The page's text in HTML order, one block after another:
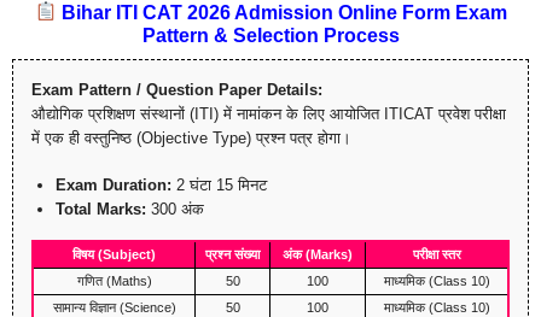
Bihar ITI CAT 2026 Admission Online Form Exam
Pattern & Selection Process
Exam Pattern / Question Paper Details:
औद्योगिक प्रशिक्षण संस्थानों (ITI) में नामांकन के लिए आयोजित ITICAT प्रवेश परीक्षा
में एक ही वस्तुनिष्ठ (Objective Type) प्रश्न पत्र होगा।
Exam Duration: 2 घंटा 15 मिनट
Total Marks: 300 अंक
विषय (Subject) प्रश्न संख्या अंक (Marks)
परीक्षा स्तर
गणित (Maths)
50 100
माध्यमिक (Class 10)
सामान्य विज्ञान (Science)
50 100
माध्यमिक (Class 10)